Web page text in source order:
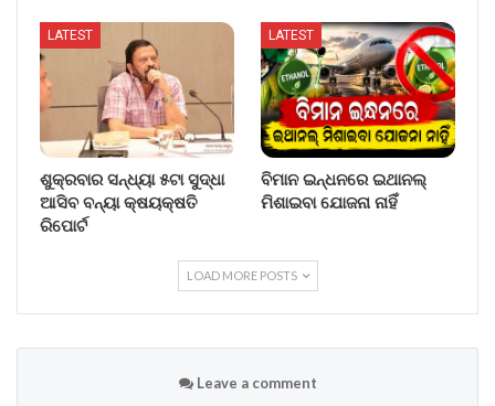
LATEST
ଶୁକ୍ରବାର ସନ୍ଧ୍ୟା ୫ଟା ସୁଦ୍ଧା
ଆସିବ ବନ୍ୟା କ୍ଷୟକ୍ଷତି
ରିପୋର୍ଟ
LATEST
ବିମାନ ଇନ୍ଧନରେ ଇଥାନଲ୍
ମିଶାଇବା ଯୋଜନା ନାହିଁ
LOAD MORE POSTS
Leave a comment